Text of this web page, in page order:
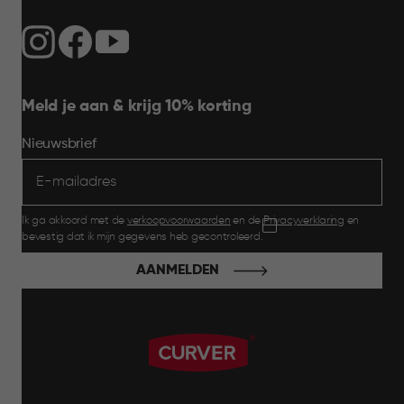
Meld je aan & krijg 10% korting
Nieuwsbrief
Ik ga akkoord met de verkoopvoorwaarden en dePrivacyverklaring en
bevestig dat ik mijn gegevens heb gecontroleerd.
AANMELDEN